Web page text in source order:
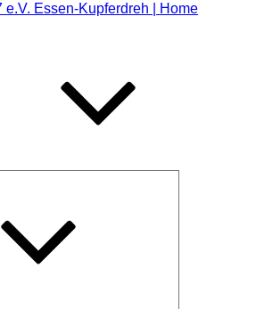
e.V. Essen-Kupferdreh | Home